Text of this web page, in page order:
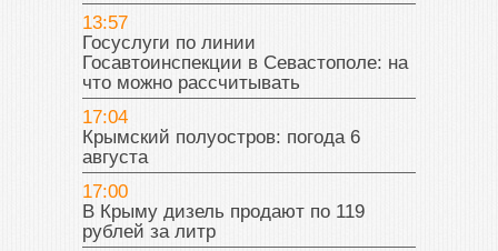
13:57
Госуслуги по линии
Госавтоинспекции в Севастополе: на
что можно рассчитывать
17:04
Крымский полуостров: погода 6
августа
17:00
В Крыму дизель продают по 119
рублей за литр